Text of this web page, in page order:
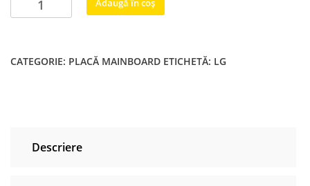
EAX65384004(1.5)
47LB679V
Adaugă în coș
CATEGORIE: PLACĂ MAINBOARD ETICHETĂ: LG
Descriere